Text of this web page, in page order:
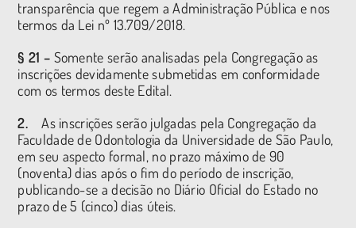
transparência que regem a Administração Pública e nos
termos da Lei nº 13.709/2018.
§ 21 – Somente serão analisadas pela Congregação as
inscrições devidamente submetidas em conformidade
com os termos deste Edital.
2.As inscrições serão julgadas pela Congregação da
Faculdade de Odontologia da Universidade de São Paulo,
em seu aspecto formal, no prazo máximo de 90
(noventa) dias após o fim do período de inscrição,
publicando-se a decisão no Diário Oficial do Estado no
prazo de 5 (cinco) dias úteis.